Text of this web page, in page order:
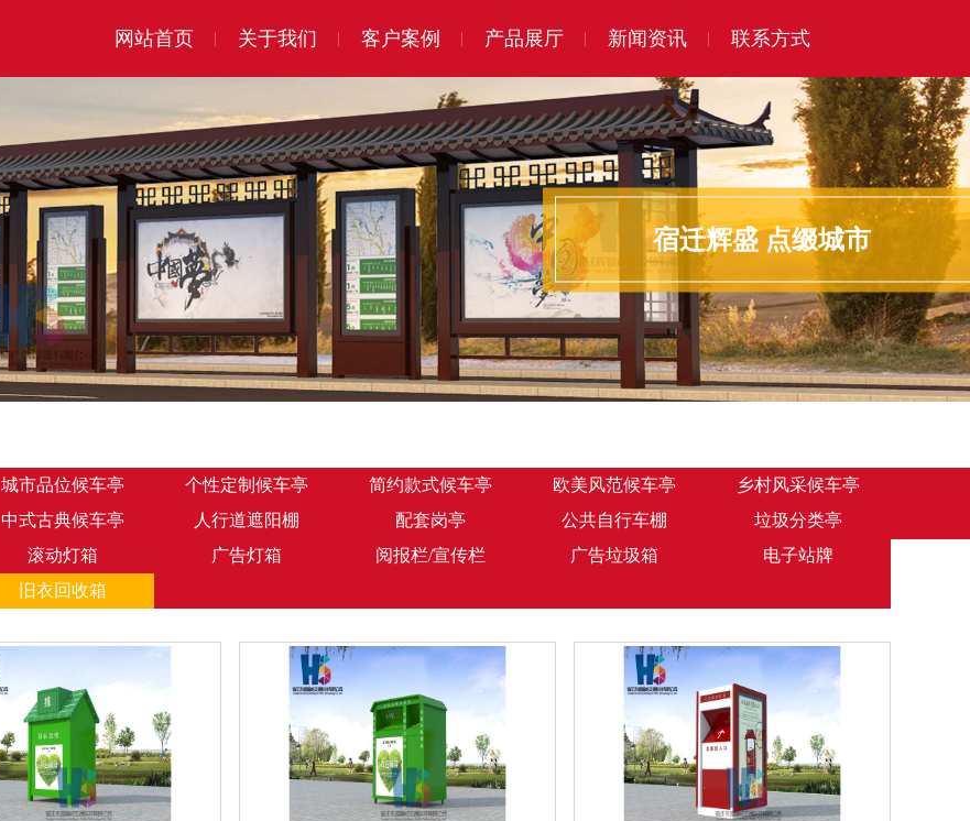
网站首页 关于我们 客户案例 产品展厅 新闻资讯 联系方式
宿迁辉盛 点缀城市
城市品位候车亭 个性定制候车亭 简约款式候车亭 欧美风范候车亭
乡村风采候车亭
中式古典候车亭 人行道遮阳棚 配套岗亭 公共自行车棚
垃圾分类亭
滚动灯箱 广告灯箱 阅报栏/宣传栏 广告垃圾箱
电子站牌
旧衣回收箱